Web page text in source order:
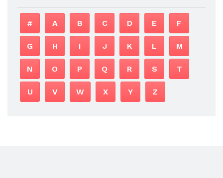
# A B C D E F
G H I J K L M
N O P Q R S T
U V W X Y Z